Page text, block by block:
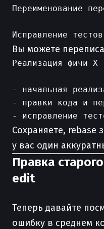
Переименование
Вы можете
Реализация фичи X
- начальная
- правки кода и
Сохраняете, rebase
у вас один
Правка
edit
Теперь давайте
ошибку в среднем